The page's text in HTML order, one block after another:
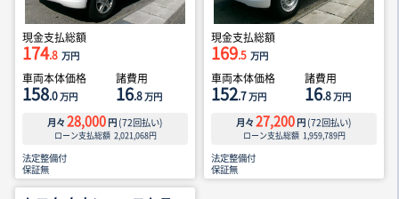
現金支払総額
174.8 万円
車両本体価格
158.0万円
諸費用
16.8万円
月々 28,000 円 (72回払い)
ローン支払総額 2,021,068円
法定整備付
保証無
現金支払総額
169.5 万円
車両本体価格
152.7万円
諸費用
16.8万円
月々 27,200 円 (72回払い)
ローン支払総額 1,959,789円
法定整備付
保証無